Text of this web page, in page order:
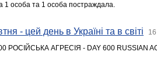
1 особа та 1 особа постраждала.
- цей день в Україні та в світі
РОСІЙСЬКА АГРЕСІЯ - DAY 600 RUSSIAN